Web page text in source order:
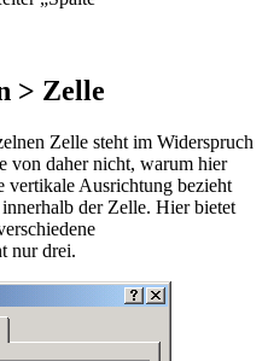
> Zelle
Zelle steht im Widerspruch
von daher nicht, warum hier
vertikale Ausrichtung bezieht
der Zelle. Hier bietet
nurdrei.